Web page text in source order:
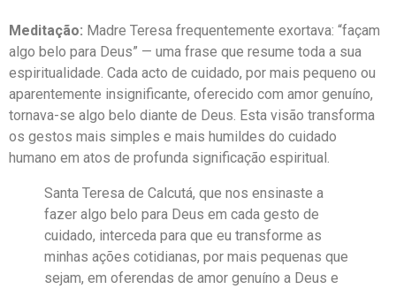
Meditação: Madre Teresa frequentemente exortava: “façam
algo belo para Deus” — uma frase que resume toda a sua
espiritualidade. Cada acto de cuidado, por mais pequeno ou
aparentemente insignificante, oferecido com amor genuíno,
tornava-se algo belo diante de Deus. Esta visão transforma
os gestos mais simples e mais humildes do cuidado
humano em atos de profunda significação espiritual.
Santa Teresa de Calcutá, que nos ensinaste a
fazer algo belo para Deus em cada gesto de
cuidado, interceda para que eu transforme as
minhas ações cotidianas, por mais pequenas que
sejam, em oferendas de amor genuíno a Deus e